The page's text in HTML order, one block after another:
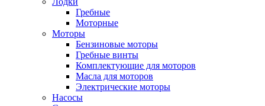
Гребные
Моторные
Моторы
Бензиновые моторы
Гребные винты
Комплектующие для моторов
Масла для моторов
Электрические моторы
Насосы